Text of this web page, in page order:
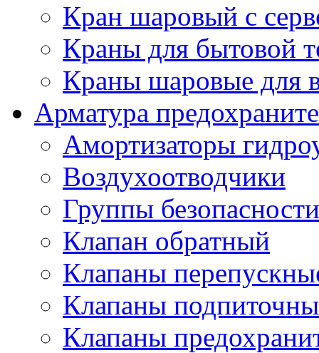
Кран шаровый с
Краны для бытовой
Краны шаровые для
Арматура
Амортизаторы
Воздухоотводчики
Группы безопасности
Клапан обратный
Клапаны
Клапаны
Клапаны